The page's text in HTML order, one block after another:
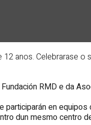
anos. Celebrarase o
RMD e da
en
dun mesmo centro